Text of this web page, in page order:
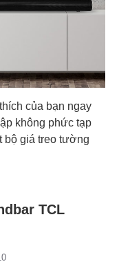
của bạn ngay
không phức tạp
bộ giá treo tường
TCL